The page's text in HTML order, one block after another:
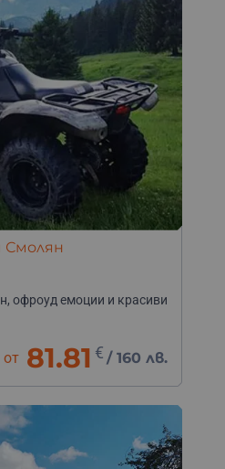
Смолян
офроуд емоции и красиви
от 81.81 € /160 лв.